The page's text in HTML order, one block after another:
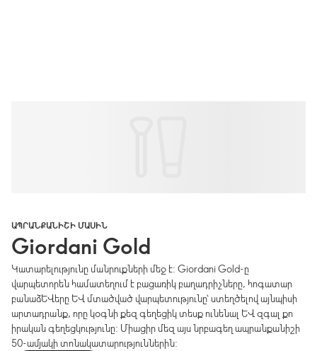
ԱՊՐԱՆՔԱՆԻՇԻ ՄԱՍԻՆ
Giordani Gold
Կատարելությունը մանրուքների մեջ է: Giordani Gold-ը
վարպետորեն համատեղում է բացառիկ բաղադրիչները, հոգատար
բանաձևերը և մտածված վարպետությունը՝ ստեղծելով այնպիսի
արտադրանք, որը կօգնի քեզ գեղեցիկ տեսք ունենալ և զգալ քո
իրական գեղեցկությունը: Միացիր մեզ այս նրբագեղ ապրանքանիշի
50-ամյակի տոնակատարություններին: